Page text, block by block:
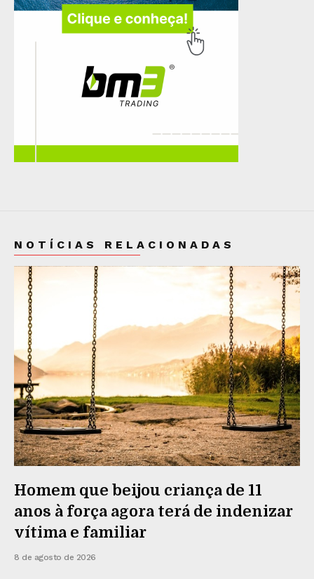
NOTÍCIAS RELACIONADAS
Homem que beijou criança de 11
anos à força agora terá de indenizar
vítima e familiar
8 de agosto de 2026